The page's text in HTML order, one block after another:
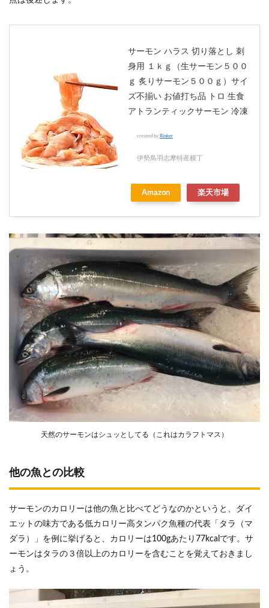
サーモン ハラス 切り落とし 刺
身用 １ｋｇ（生サーモン５００
ｇ 炙りサーモン５００ｇ）サイ
ズ不揃い お値打ち品 トロ 生食
アトランティックサーモン 冷凍
created by Rinker
伊勢鳥羽志摩特産横丁
Amazon 楽天市場
天然のサーモンはシュッとしてる（これはカラフトマス）
他の魚との比較
サーモンのカロリーは他の魚と比べてどうなのかというと、ダイ
エットの味方である低カロリー高タンパク魚種の代表「タラ（マ
ダラ）」を例に挙げると、カロリーは100gあたり77kcalです。サ
ーモンはタラの３倍以上のカロリーを含むことを覚えておきまし
ょう。